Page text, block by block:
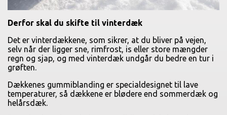
Derfor skal du skifte til vinterdæk
Det er vinterdækkene, som sikrer, at du bliver på vejen,
selv når der ligger sne, rimfrost, is eller store mængder
regn og sjap, og med vinterdæk undgår du bedre en tur i
grøften.
Dækkenes gummiblanding er specialdesignet til lave
temperaturer, så dækkene er blødere end sommerdæk og
helårsdæk.